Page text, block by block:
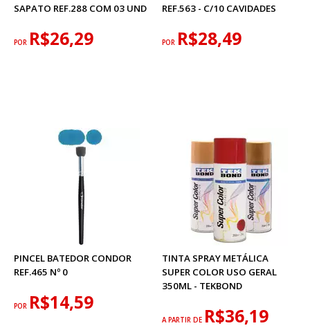
SAPATO REF.288 COM 03 UND
POR R$26,29
REF.563 - C/10 CAVIDADES
POR R$28,49
PINCEL BATEDOR CONDOR
REF.465 Nº 0
POR R$14,59
TINTA SPRAY METÁLICA
SUPER COLOR USO GERAL
350ML - TEKBOND
A PARTIR DE R$36,19